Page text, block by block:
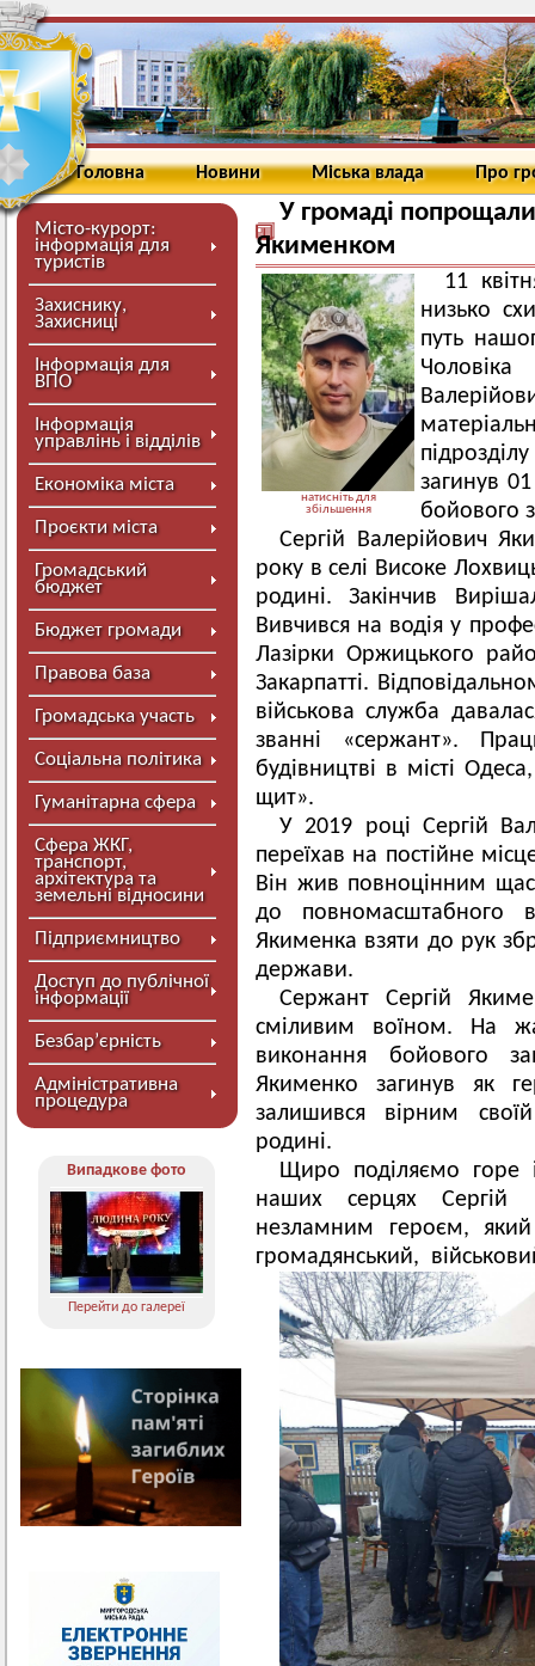
Головна Новини Міська влада Про
Місто-курорт:
інформація для
туристів
Захиснику,
Захисниці
Інформація для
ВПО
Інформація
управлінь і відділів
Економіка міста
Проєкти міста
Громадський
бюджет
Бюджет громади
Правова база
Громадська участь
Соціальна політика
Гуманітарна сфера
Сфера ЖКГ,
транспорт,
архітектура та
земельні відносини
Підприємництво
Доступ до публічної
інформації
Безбар’єрність
Адміністративна
процедура
Випадкове фото
Перейти до галереї
У громаді
Якименком
натисніть для
збільшення
11
низько
путь
загинув
бойового
Сергій Валерійович
року в селі Високе
родині. Закінчив
Вивчився на водія у
Лазірки Оржицького
Закарпатті.
військова служба
званні «сержант».
будівництві в місті
щит».
У 2019 році Сергій
переїхав на постійне
Він жив повноцінним
до повномасштабного
Якименка взяти до рук
держави.
Сержант Сергій
сміливим воїном. На
виконання бойового
Якименко загинув як
залишився вірним
родині.
Щиро поділяємо горе
наших серцях Сергій
незламним героєм,
громадянський,